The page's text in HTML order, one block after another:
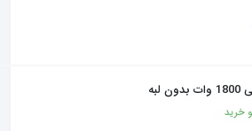
خرید